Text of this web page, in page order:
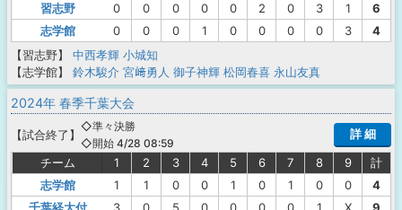
習志野
0 0 0 0 0 2 0 3 1
6
志学館
0 0 0 1 0 0 0 0 3
4
【習志野】
中西孝輝 小城知
【志学館】
鈴木駿介 宮﨑勇人 御子神輝 松岡春喜 永山友真
2024年 春季千葉大会
【試合終了 】
◇準々決勝
◇開始 4/28 08:59
詳 細
チーム 1 2 3 4 5 6 7 8 9
計
志学館
1 1 0 0 1 0 1 0 0
4